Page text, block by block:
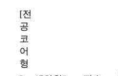
[전
공
코
어
형